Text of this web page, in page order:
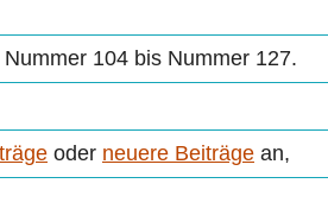
104 bis Nummer 127.
oder neuere Beiträge an,